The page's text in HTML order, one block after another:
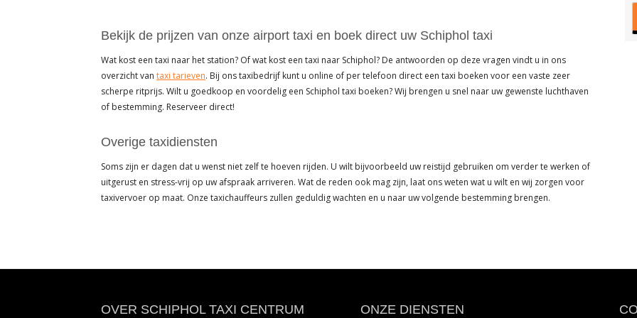
Bekijk de prijzen van onze airport taxi en boek direct uw Schiphol taxi
Wat kost een taxi naar het station? Of wat kost een taxi naar Schiphol? De antwoorden op deze vragen vindt u in ons
overzicht van taxi tarieven. Bij ons taxibedrijf kunt u online of per telefoon direct een taxi boeken voor een vaste zeer
scherpe ritprijs. Wilt u goedkoop en voordelig een Schiphol taxi boeken? Wij brengen u snel naar uw gewenste luchthaven
of bestemming. Reserveer direct!
Overige taxidiensten
Soms zijn er dagen dat u wenst niet zelf te hoeven rijden. U wilt bijvoorbeeld uw reistijd gebruiken om verder te werken of
uitgerust en stress-vrij op uw afspraak arriveren. Wat de reden ook mag zijn, laat ons weten wat u wilt en wij zorgen voor
taxivervoer op maat. Onze taxichauffeurs zullen geduldig wachten en u naar uw volgende bestemming brengen.
Footer
OVER SCHIPHOL TAXI CENTRUM ONZE DIENSTEN